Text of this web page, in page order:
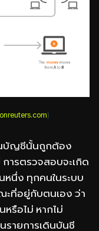
)
นบัญชีนั้นถูกต้อง
ารตรวจสอบจะเกิด
หนึ่ง ทุกคนในระบบ
ะที่อยู่กับตนเอง ว่า
รือไม่ หากไม่
รายการเดินบันชี